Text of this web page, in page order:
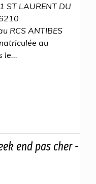
ST LAURENT DU
RCS ANTIBES
au
le...
end pas cher -